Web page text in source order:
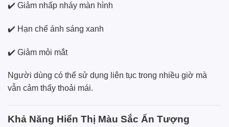
✔️ Giảm nhấp nháy màn hình
✔️ Hạn chế ánh sáng xanh
✔️ Giảm mỏi mắt
Người dùng có thể sử dụng liên tục trong nhiều giờ mà
vẫn cảm thấy thoải mái.
Khả Năng Hiển Thị Màu Sắc Ấn Tượng